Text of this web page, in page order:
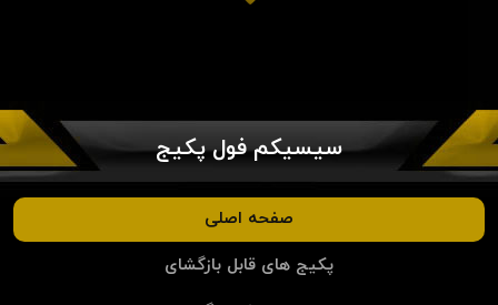
سیسیکم فول پکیج
صفحه اصلی
پکیج های قابل بازگشای